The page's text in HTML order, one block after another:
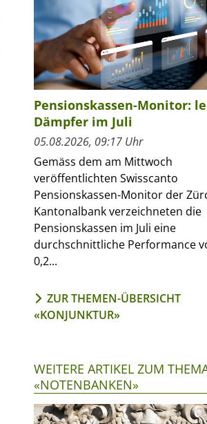
Pensionskassen-Monitor:
Dämpfer im Juli
05.08.2026, 09:17 Uhr
Gemäss dem am Mittwoch
veröffentlichten Swisscanto
Pensionskassen-Monitor der
Kantonalbank verzeichneten die
Pensionskassen im Juli eine
durchschnittliche Performance
0,2...
ZUR THEMEN-ÜBERSICHT
«KONJUNKTUR»
WEITERE ARTIKEL ZUM
«NOTENBANKEN»